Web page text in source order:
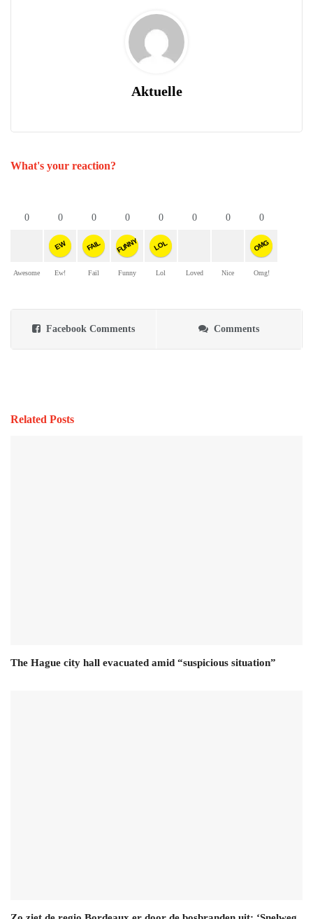
Aktuelle
What's your reaction?
0
Awesome
0
EW
Ew!
0
FAIL
Fail
0
FUNNY
Funny
0
LOL
Lol
0
Loved
0
Nice
0
OMG
Omg!
Facebook Comments Comments
Related Posts
The Hague city hall evacuated amid “suspicious situation”